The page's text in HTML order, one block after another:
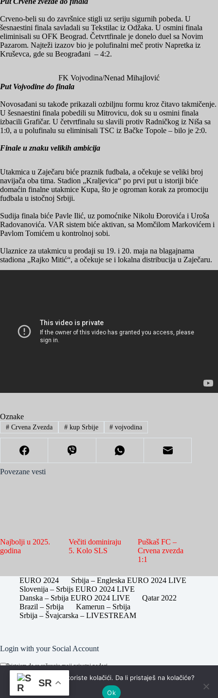
Crveno-beli su do završnice stigli uz seriju sigurnih pobeda. U
šesnaestini finala savladali su Tekstilac iz Odžaka. U osmini finala
eliminisali su OFK Beograd. Četvrtfinale je donelo duel sa Novim
Pazarom. Najteži izazov bio je polufinalni meč protiv Napretka iz
Kruševca, gde su Beograđani – 4:2.
FK Vojvodina/Nenad Mihajlović
Put Vojvodine do finala
Novosađani su takođe prikazali ozbiljnu formu kroz čitavo takmičenje.
U šesnaestini finala pobedili su Mitrovicu, dok su u osmini finala
izbacili Grafičar. U četvrtfinalu su slavili protiv Radničkog iz Niša sa
1:0, a u polufinalu su eliminisali TSC iz Bačke Topole – bilo je 2:0.
Finale u znaku velikih ambicija
Utakmica u Zaječaru biće praznik fudbala, a očekuje se veliki broj
navijača oba tima. Stadion „Kraljevica“ po prvi put u istoriji biće
domaćin finalne utakmice Kupa, što je ogroman korak za promociju
fudbala u istočnoj Srbiji.
Sudija finala biće Pavle Ilić, uz pomoćnike Nikolu Đorovića i Uroša
Radovanovića. VAR sistem biće aktivan, sa Momčilom Markovićem i
Pavlom Tomićem u kontrolnoj sobi.
Ulaznice za utakmicu u prodaji su 19. i 20. maja na blagajnama
stadiona „Rajko Mitić“, a očekuje se i lokalna distribucija u Zaječaru.
Oznake
#Crvena Zvezda #kup Srbije # vojvodina
Povezane vesti
Najbolji u 2025.
godina
Večiti dominiraju
5. Kolo SLS
Puškaš FC –
Crvena zvezda
1:1
EURO 2024
Srbija – Engleska EURO 2024 LIVE
Slovenija – Srbijs EURO 2024 LIVE
Danska – Srbija EURO 2024 LIVE
Qatar 2022
Brazil – Srbija
Kamerun – Srbija
Srbija – Švajcarska – LIVESTREAM
Login with your Social Account
Pristajem da se sačuvaju moji privatni podaci.
Copyright © Sva prava zadržana - za potrebe korišćenja
SR
Na sajstun se koriste kolačići. Da li pristaješ na kolačiće?
Ok